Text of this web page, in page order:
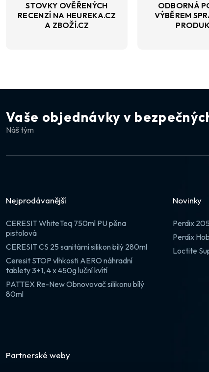
STOVKY OVĚŘENÝCH
RECENZÍ NA HEUREKA.CZ
A ZBOŽÍ.CZ
ODBORNÁ
VÝBĚREM
Vaše objednávky v
Náš tým
Nejprodávanější
CERESIT WhiteTeq 750ml PU pěna
pistolová
CERESIT CS 25 sanitární silikon bílý 280ml
Ceresit STOP vlhkosti AERO náhradní
tablety 3+1, 4 x 450g luční kvítí
PATTEX Re-New Obnovovač silikonu bílý
80ml
Novinky
Perdix
Perdix
Loctite
Partnerské weby